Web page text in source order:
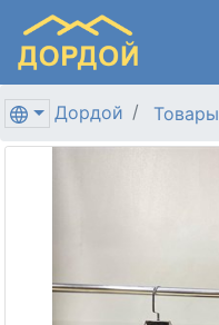
Дордой Товары